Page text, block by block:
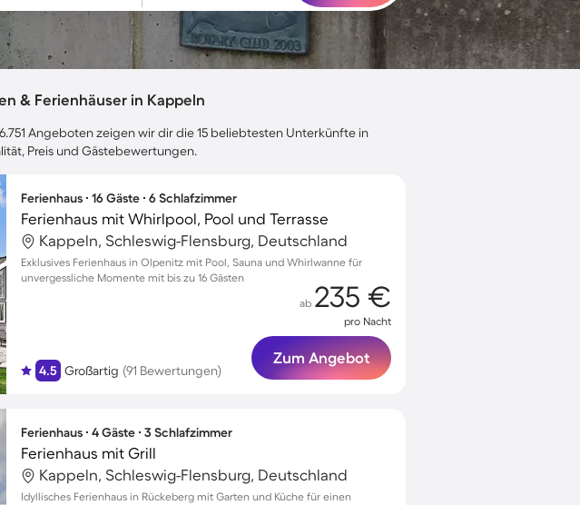
& Ferienhäuser in Kappeln
Angeboten zeigen wir dir die 15 beliebtesten Unterkünfte in
Preis und Gästebewertungen.
Ferienhaus ∙ 16 Gäste ∙ 6 Schlafzimmer
Ferienhaus mit Whirlpool, Pool und Terrasse
Kappeln, Schleswig-Flensburg, Deutschland
Exklusives Ferienhaus in Olpenitz mit Pool, Sauna und Whirlwanne für
unvergessliche Momente mit bis zu 16 Gästen
4.5 Großartig (91 Bewertungen)
ab 235 €
pro Nacht
Zum Angebot
Ferienhaus ∙ 4 Gäste ∙ 3 Schlafzimmer
Ferienhaus mit Grill
Kappeln, Schleswig-Flensburg, Deutschland
Idyllisches Ferienhaus in Rückeberg mit Garten und Küche für einen